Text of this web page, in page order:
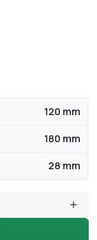
120 mm
180 mm
28 mm